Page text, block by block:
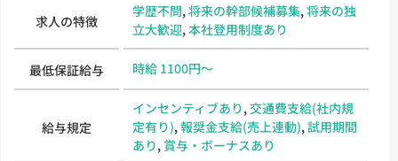
求人の特徴
学歴不問,将来の幹部候補募集,将来の独
立大歓迎,本社登用制度あり
最低保証給与 時給 1100円～
給与規定
インセンティブあり,交通費支給(社内規
定有り),報奨金支給(売上連動),試用期間
あり, 賞与・ボーナスあり